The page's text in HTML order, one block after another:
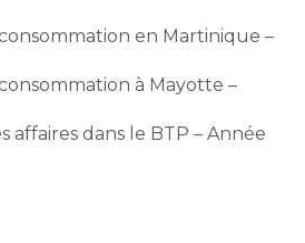
en Martinique –
à Mayotte –
affaires dans le BTP – Année